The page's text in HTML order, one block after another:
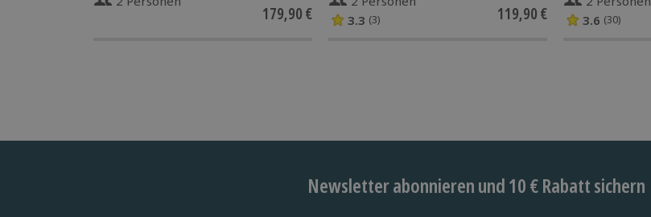
179,90 €
3.3 (3) 119,90 €
3.6 (30)
Newsletter abonnieren und 10 € Rabatt sichern